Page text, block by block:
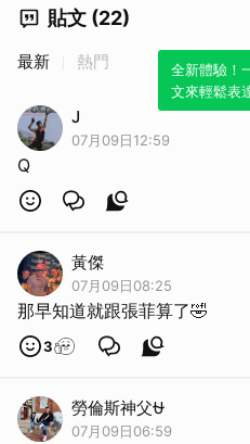
貼文 (22)
全新體驗！
文來輕鬆表
最新 熱門
J
07月09日12:59
Q
黃傑
07月09日08:25
那早知道就跟張菲算了🤣
3
勞倫斯神父⛎
07月09日06:59